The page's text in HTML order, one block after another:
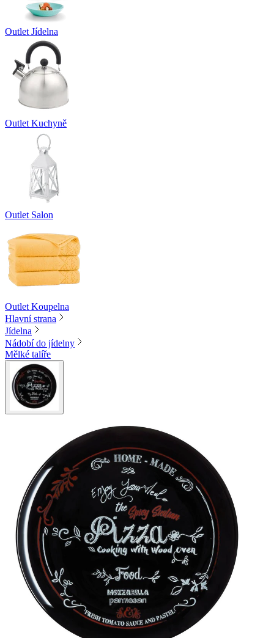
Outlet Jídelna
Outlet Kuchyně
Outlet Salon
Outlet Koupelna
Hlavní strana
Jídelna
Nádobí do jídelny
Mělké talíře